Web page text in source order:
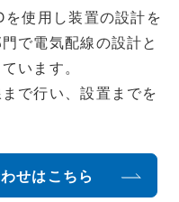
使用し装置の設計を
で電気配線の設計と
います。
で行い、設置までを
せはこちら